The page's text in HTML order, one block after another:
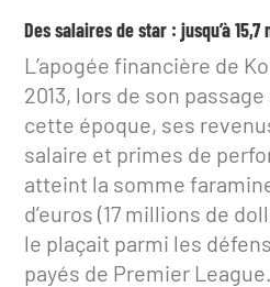
Des salaires de star : jusqu’à
L’apogée financière de
2013, lors de son
cette époque, ses
salaire et primes de
atteint la somme
d’euros (17 millions de
le plaçait parmi les
payés de Premier League.